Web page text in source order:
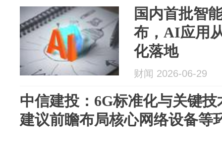
国内首批智
布，AI应用
化落地
财闻 2026-06-29
中信建投：6G标准化与关键
建议前瞻布局核心网络设备等